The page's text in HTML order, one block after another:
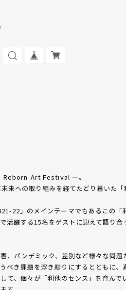
Reborn-Art Festival —。
来への取り組みを経てたどり着いた
22」のメインテーマでもあるこの「
活躍する15名をゲストに迎えて語り合
、パンデミック、差別など様々な問題
べき課題を浮き彫りにするとともに、
て、個々が「利他のセンス」を育んで